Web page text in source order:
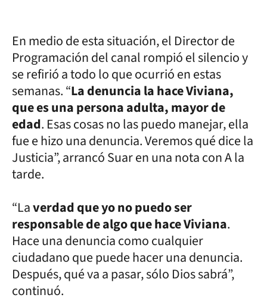
En medio de esta situación, el Director de
Programación del canal rompió el silencio y
se refirió a todo lo que ocurrió en estas
semanas. “La denuncia la hace Viviana,
que es una persona adulta, mayor de
edad. Esas cosas no las puedo manejar, ella
fue e hizo una denuncia. Veremos qué dice la
Justicia”, arrancó Suar en una nota con A la
tarde.
“Laverdad que yo no puedo ser
responsable de algo que hace Viviana.
Hace una denuncia como cualquier
ciudadano que puede hacer una denuncia.
Después, qué va a pasar, sólo Dios sabrá”,
continuó.